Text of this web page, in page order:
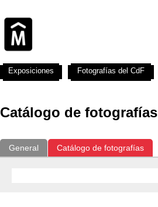
Catálogo de fotografías
General Catálogo de fotografías
Exposiciones Fotografías del CdF